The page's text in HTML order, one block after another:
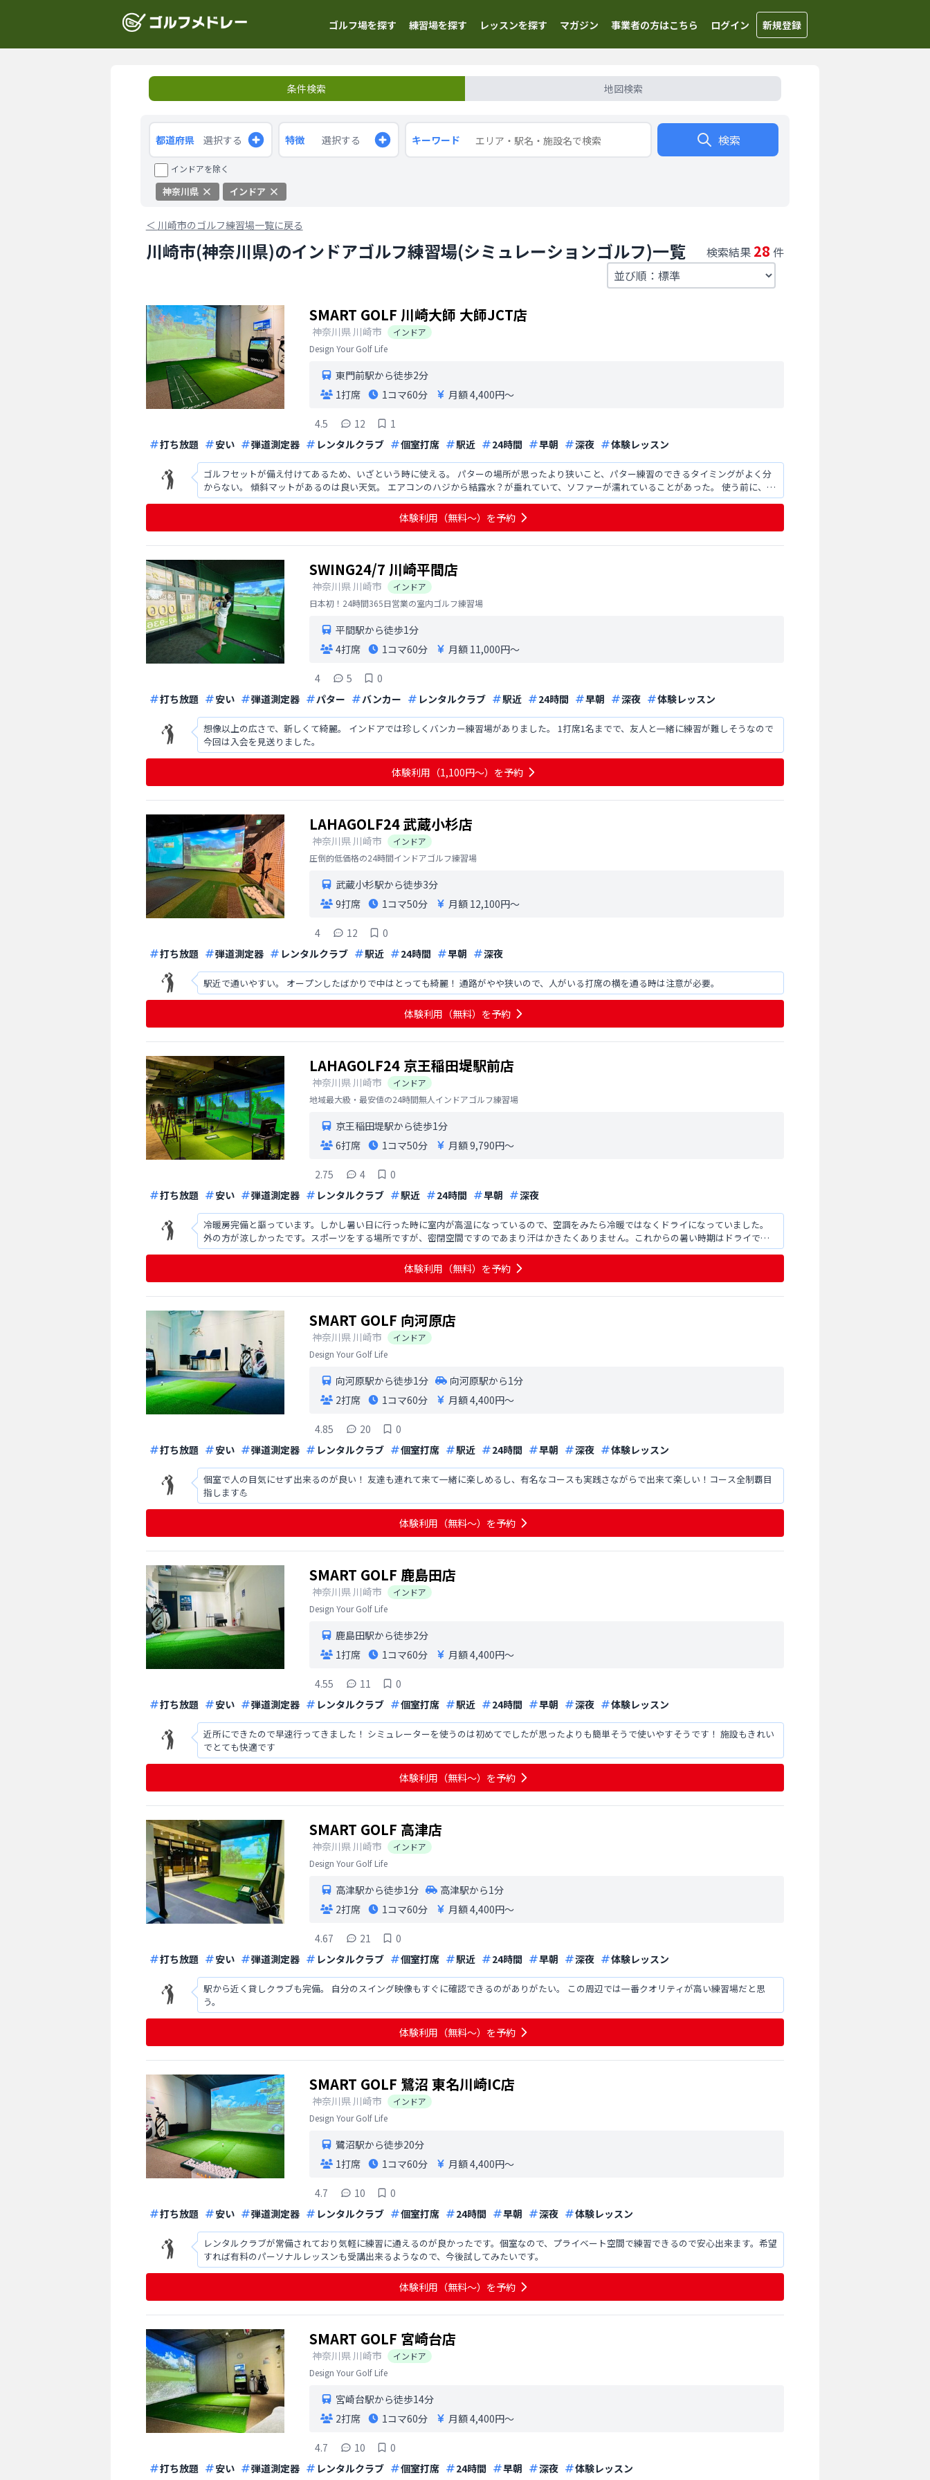
ゴルフ場を探す 練習場を探す レッスンを探す マガジン 事業者の方はこちら ログイン 新規登録
条件検索 地図検索
都道府県 選択する 特徴 選択する キーワード 検索
インドアを除く
神奈川県 インドア
＜ 川崎市のゴルフ練習場一覧に戻る
川崎市(神奈川県)のインドアゴルフ練習場(シミュレーションゴルフ)一覧 検索結果 28 件
SMART GOLF 川崎大師 大師JCT店
神奈川県 川崎市
インドア
Design Your Golf Life
東門前駅から徒歩2分
1打席
1コマ60分 月額 4,400円〜
4.5 12
1
打ち放題
安い 弾道測定器 レンタルクラブ 個室打席 駅近 24時間 早朝 深夜 体験レッスン
ゴルフセットが備え付けてあるため、いざという時に使える。 パターの場所が思ったより狭いこと、パター練習のできるタイミングがよく分
からない。 傾斜マットがあるのは良い天気。 エアコンのハジから結露水？が垂れていて、ソファーが濡れていることがあった。 使う前に、前
回使った人の画像が見えてしまう。敢えて見
体験利用（無料〜）を予約
SWING24/7 川崎平間店
神奈川県 川崎市
インドア
日本初！24時間365日営業の室内ゴルフ練習場
平間駅から徒歩1分
4打席
1コマ60分 月額 11,000円〜
4 5
0
打ち放題
安い 弾道測定器 パター バンカー レンタルクラブ 駅近 24時間 早朝 深夜 体験レッスン
想像以上の広さで、新しくて綺麗。 インドアでは珍しくバンカー練習場がありました。 1打席1名までで、友人と一緒に練習が難しそうなので
今回は入会を見送りました。
体験利用（1,100円〜）を予約
LAHAGOLF24 武蔵小杉店
神奈川県 川崎市
インドア
圧倒的低価格の24時間インドアゴルフ練習場
武蔵小杉駅から徒歩3分
9打席
1コマ50分 月額 12,100円〜
4 12
0
打ち放題
弾道測定器 レンタルクラブ 駅近 24時間 早朝 深夜
駅近で通いやすい。 オープンしたばかりで中はとっても綺麗！ 通路がやや狭いので、人がいる打席の横を通る時は注意が必要。
体験利用（無料）を予約
LAHAGOLF24 京王稲田堤駅前店
神奈川県 川崎市
インドア
地域最大級・最安値の24時間無人インドアゴルフ練習場
京王稲田堤駅から徒歩1分
6打席
1コマ50分 月額 9,790円〜
2.75 4
0
打ち放題
安い 弾道測定器 レンタルクラブ 駅近 24時間 早朝 深夜
冷暖房完備と謳っています。しかし暑い日に行った時に室内が高温になっているので、空調をみたら冷暖ではなくドライになっていました。
外の方が涼しかったです。スポーツをする場所ですが、密閉空間ですのであまり汗はかきたくありません。これからの暑い時期はドライでは
なく冷房でお願い致します。
体験利用（無料）を予約
SMART GOLF 向河原店
神奈川県 川崎市
インドア
Design Your Golf Life
向河原駅から徒歩1分
向河原駅から1分
2打席
1コマ60分 月額 4,400円〜
4.85 20
0
打ち放題
安い 弾道測定器 レンタルクラブ 個室打席 駅近 24時間 早朝 深夜 体験レッスン
個室で人の目気にせず出来るのが良い！ 友達も連れて来て一緒に楽しめるし、有名なコースも実践さながらで出来て楽しい！コース全制覇目
指します💪
体験利用（無料〜）を予約
SMART GOLF 鹿島田店
神奈川県 川崎市
インドア
Design Your Golf Life
鹿島田駅から徒歩2分
1打席
1コマ60分 月額 4,400円〜
4.55 11
0
打ち放題
安い 弾道測定器 レンタルクラブ 個室打席 駅近 24時間 早朝 深夜 体験レッスン
近所にできたので早速行ってきました！ シミュレーターを使うのは初めてでしたが思ったよりも簡単そうで使いやすそうです！ 施設もきれい
でとても快適です
体験利用（無料〜）を予約
SMART GOLF 高津店
神奈川県 川崎市
インドア
Design Your Golf Life
高津駅から徒歩1分
高津駅から1分
2打席
1コマ60分 月額 4,400円〜
4.67 21
0
打ち放題
安い 弾道測定器 レンタルクラブ 個室打席 駅近 24時間 早朝 深夜 体験レッスン
駅から近く貸しクラブも完備。 自分のスイング映像もすぐに確認できるのがありがたい。 この周辺では一番クオリティが高い練習場だと思
う。
体験利用（無料〜）を予約
SMART GOLF 鷺沼 東名川崎IC店
神奈川県 川崎市
インドア
Design Your Golf Life
鷺沼駅から徒歩20分
1打席
1コマ60分 月額 4,400円〜
4.7 10
0
打ち放題
安い 弾道測定器 レンタルクラブ 個室打席 24時間 早朝 深夜 体験レッスン
レンタルクラブが常備されており気軽に練習に通えるのが良かったです。個室なので、プライベート空間で練習できるので安心出来ます。希望
すれば有料のパーソナルレッスンも受講出来るようなので、今後試してみたいです。
体験利用（無料〜）を予約
SMART GOLF 宮崎台店
神奈川県 川崎市
インドア
Design Your Golf Life
宮崎台駅から徒歩14分
2打席
1コマ60分 月額 4,400円〜
4.7 10
0
打ち放題
安い 弾道測定器 レンタルクラブ 個室打席 24時間 早朝 深夜 体験レッスン